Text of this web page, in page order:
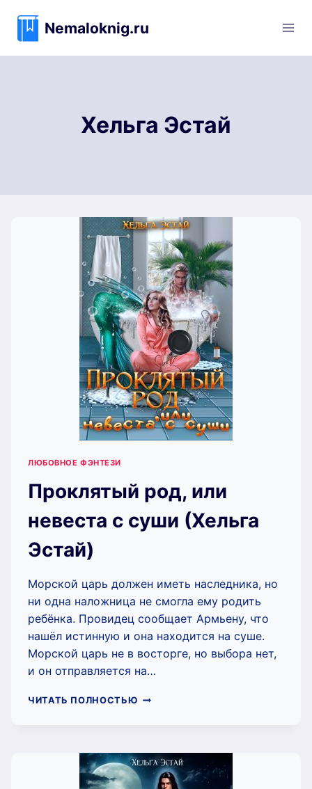
содержимому
Nemaloknig.ru
Хельга Эстай
ЛЮБОВНОЕ ФЭНТЕЗИ
Проклятый род, или
невеста с суши (Хельга
Эстай)
Морской царь должен иметь наследника, но
ни одна наложница не смогла ему родить
ребёнка. Провидец сообщает Армьену, что
нашёл истинную и она находится на суше.
Морской царь не в восторге, но выбора нет,
и он отправляется на…
ЧИТАТЬ ПОЛНОСТЬЮ ПРОКЛЯТЫЙ
С
СУШИ
(ХЕЛЬГА